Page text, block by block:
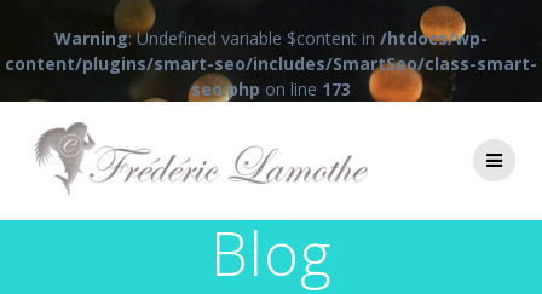
Warning: Undefined variable $content in /htdocs/wp-
content/plugins/smart-seo/includes/SmartSeo/class-smart-
seo.php on line 173
contenu
Blog